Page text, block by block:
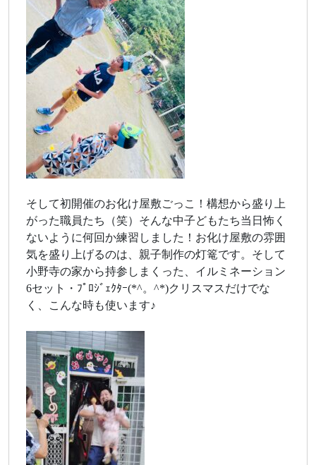
そして初開催のお化け屋敷ごっこ！構想から盛り上
がった職員たち（笑）そんな中子どもたち当日怖く
ないように何回か練習しました！お化け屋敷の雰囲
気を盛り上げるのは、親子制作の灯篭です。そして
小野寺の家から持参しまくった、イルミネーション
6セット・ﾌﾟﾛｼﾞｪｸﾀｰ(*^。^*)クリスマスだけでな
く、こんな時も使います♪